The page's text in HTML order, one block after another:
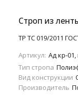
Строп из
ТР ТС 019/2011
Артикул: Aд кр-01,
Тип стропа
Вид конструкции
Производитель